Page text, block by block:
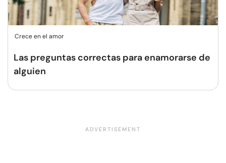
Crece en el amor
Las preguntas correctas para enamorarse de
alguien